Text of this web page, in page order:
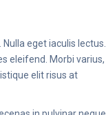
eget iaculis lectus.
eleifend. Morbi varius,
elit risus at